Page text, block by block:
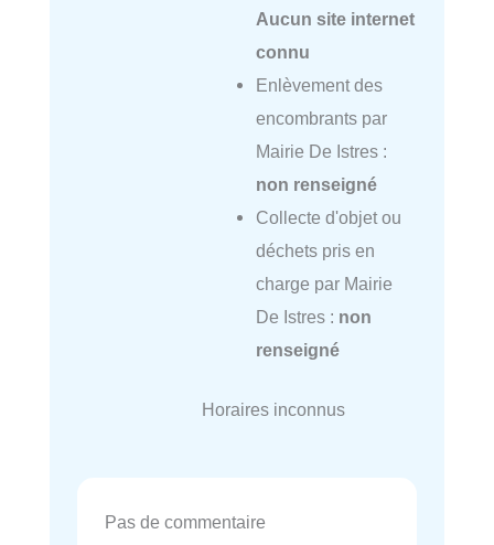
Aucun site internet
connu
Enlèvement des
encombrants par
Mairie De Istres :
non renseigné
Collecte d'objet ou
déchets pris en
charge par Mairie
De Istres : non
renseigné
Horaires inconnus
Pas de commentaire